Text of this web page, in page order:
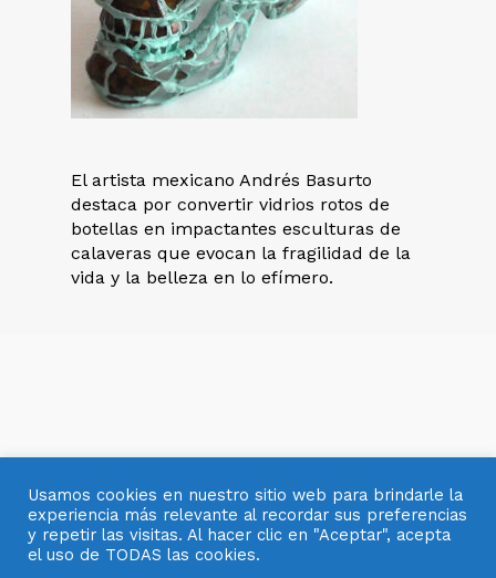
El artista mexicano Andrés Basurto
destaca por convertir vidrios rotos de
botellas en impactantes esculturas de
calaveras que evocan la fragilidad de la
vida y la belleza en lo efímero.
© 2007- 2025 OBJETOS CON VIDRIO
Usamos cookies en nuestro sitio web para brindarle la
experiencia más relevante al recordar sus preferencias
y repetir las visitas. Al hacer clic en "Aceptar", acepta
el uso de TODAS las cookies.